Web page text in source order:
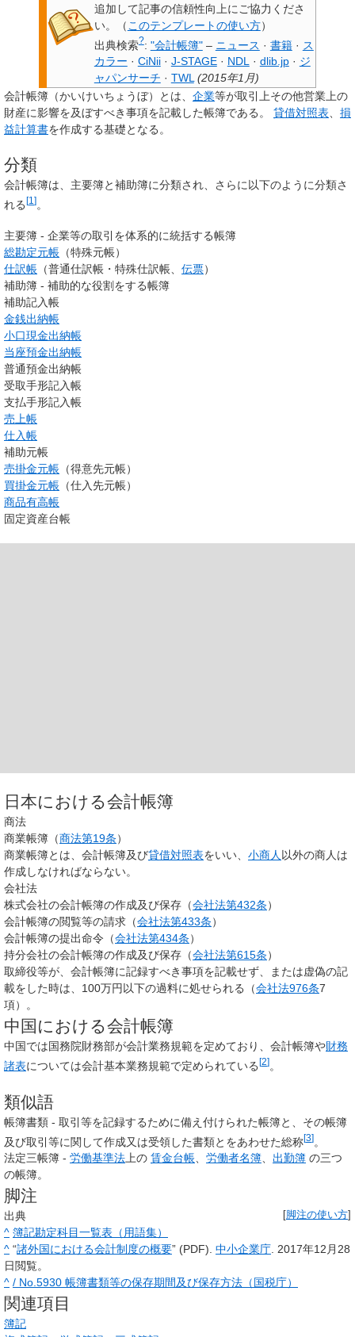
追加して記事の信頼性向上にご協力くださ
い。
（ このテンプレートの使い方）
出典検索?: "会計帳簿"– ニュース · 書籍 · ス
カラー · CiNii · J-STAGE · NDL · dlib.jp · ジ
ャパンサーチ · TWL (2015年1月)
会計帳簿 （かいけいちょうぼ）とは、 企業等が取引上その他営業上の
財産に影響を及ぼすべき事項を記載した帳簿である。 貸借対照表
損
益計算書を作成する基礎となる。
分類
会計帳簿は、 主要簿と補助簿に分類され、さらに以下のように分類さ
れる [1 ] 。
主要簿 - 企業等の取引を体系的に統括する帳簿
総勘定元帳 （特殊元帳）
仕訳帳 （普通仕訳帳・特殊仕訳帳、 伝票）
補助簿 - 補助的な役割をする帳簿
補助記入帳
金銭出納帳
小口現金出納帳
当座預金出納帳
普通預金出納帳
受取手形記入帳
支払手形記入帳
売上帳
仕入帳
補助元帳
売掛金元帳 （得意先元帳）
買掛金元帳 （仕入先元帳）
商品有高帳
固定資産台帳
日本における会計帳簿
商法
商業帳簿（商法第19条）
商業帳簿とは、会計帳簿及び貸借対照表をいい、 小商人 以外の商人は
作成しなければならない。
会社法
株式会社の会計帳簿の作成及び保存（会社法第432条）
会計帳簿の閲覧等の請求（会社法第433条）
会計帳簿の提出命令（会社法第434条）
持分会社の会計帳簿の作成及び保存（会社法第615条）
取締役等が、会計帳簿に記録すべき事項を記載せず、または虚偽の記
載をした時は、100万円以下の過料に処せられる（会社法976条7
項）。
中国における会計帳簿
中国では国務院財務部が会計業務規範を定めており、会計帳簿や財務
諸表については会計基本業務規範で定められている [2] 。
類似語
帳簿書類 - 取引等を記録するために備え付けられた帳簿と、その帳簿
及び取引等に関して作成又は受領した書類とをあわせた総称[3]。
法定三帳簿 - 労働基準法上の 賃金台帳、 労働者名簿、 出勤簿 の三つ
の帳簿。
脚注
脚注の使い方
出典
^ 簿記勘定科目一覧表（用語集）
^ “諸外国における会計制度の概要” (PDF). 中小企業庁. 2017年12月28
日閲覧。
^ / No.5930 帳簿書類等の保存期間及び保存方法（国税庁）
関連項目
簿記